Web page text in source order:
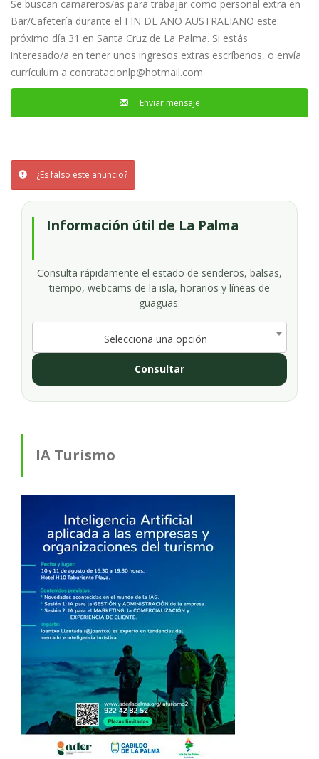
Se buscan camareros/as para trabajar como personal extra en
Bar/Cafetería durante el FIN DE AÑO AUSTRALIANO este
próximo día 31 en Santa Cruz de La Palma. Si estás
interesado/a en tener unos ingresos extras escríbenos, o envía
currículum a contratacionlp@hotmail.com
Enviar mensaje
¿Es falso este anuncio?
Información útil de La Palma
Consulta rápidamente el estado de senderos, balsas,
tiempo, webcams de la isla, horarios y líneas de
guaguas.
Selecciona una opción
Consultar
IA Turismo